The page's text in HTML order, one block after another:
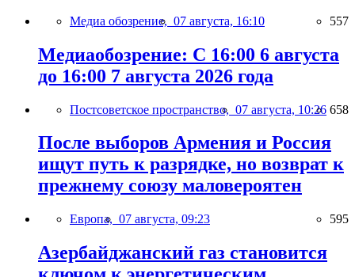
Медиа обозрение, 07 августа, 16:10 557
Медиаобозрение: С 16:00 6 августа
до 16:00 7 августа 2026 года
Постсоветское пространство, 07 августа, 10:26 658
После выборов Армения и Россия
ищут путь к разрядке, но возврат к
прежнему союзу маловероятен
Европа, 07 августа, 09:23 595
Азербайджанский газ становится